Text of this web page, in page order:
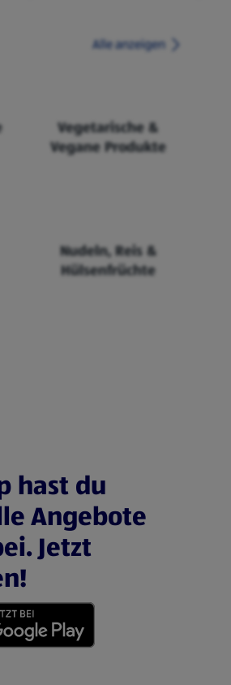
Alle anzeigen
Vegetarische &
Vegane Produkte
Nudeln, Reis &
Hülsenfrüchte
hast du
Angebote
Jetzt